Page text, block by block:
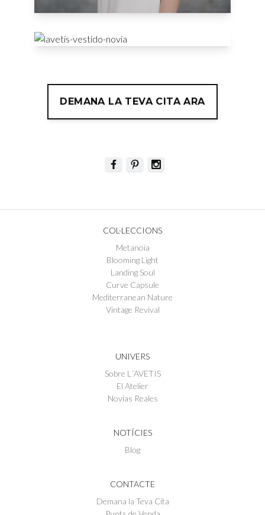
DEMANA LA TEVA CITA ARA
COL·LECCIONS
Metanoia
Blooming Light
Landing Soul
Curve Capsule
Mediterranean Nature
Vintage Revival
UNIVERS
Sobre L´AVETIS
El Atelier
Novias Reales
NOTÍCIES
Blog
CONTACTE
Demana la Teva Cita